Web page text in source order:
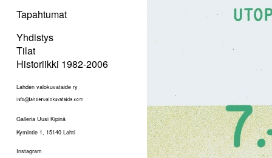
Tapahtumat
Yhdistys
Tilat
Historiikki 1982-2006
Lahden valokuvataide ry
Galleria Uusi Kipinä
Kymintie 1, 15140 Lahti
Instagram